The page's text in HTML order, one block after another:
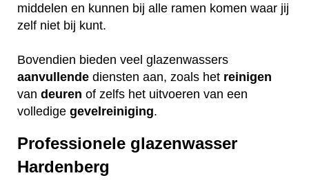
middelen en kunnen bij alle ramen komen waar jij
zelf niet bij kunt.
Bovendien bieden veel glazenwassers
aanvullende diensten aan, zoals het reinigen
van deuren of zelfs het uitvoeren van een
volledige gevelreiniging.
Professionele glazenwasser
Hardenberg